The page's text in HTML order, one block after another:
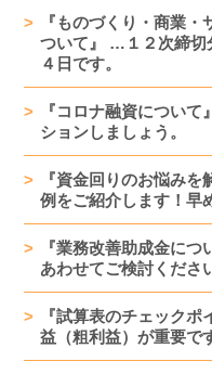
『ものづくり・商業
ついて』 …１２次締切
４日です。
『コロナ融資につい
ションしましょう。
『資金回りのお悩み
例をご紹介します！早
『業務改善助成金に
あわせてご検討くださ
『試算表のチェック
益（粗利益）が重要で